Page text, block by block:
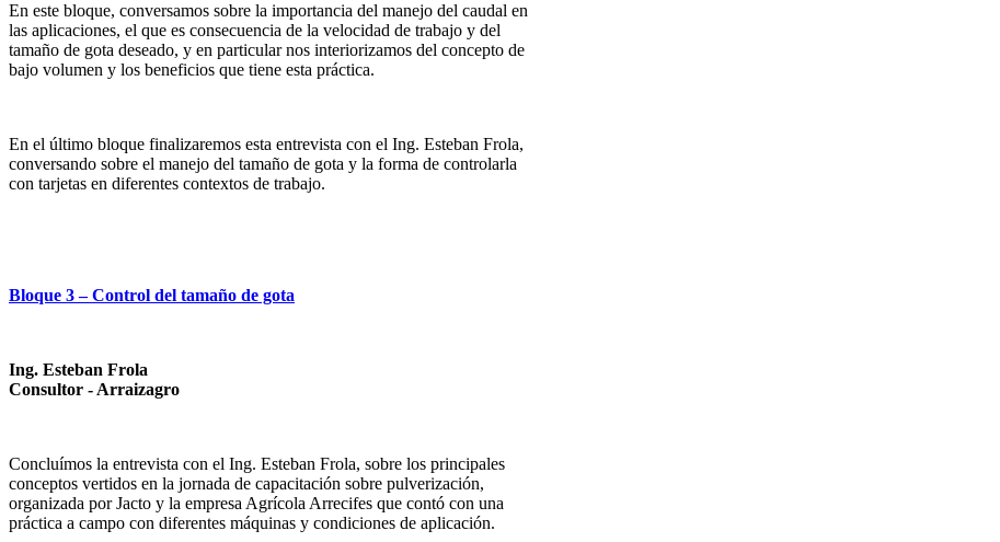
En este bloque, conversamos sobre la importancia del manejo del caudal en
las aplicaciones, el que es consecuencia de la velocidad de trabajo y del
tamaño de gota deseado, y en particular nos interiorizamos del concepto de
bajo volumen y los beneficios que tiene esta práctica.
En el último bloque finalizaremos esta entrevista con el Ing. Esteban Frola,
conversando sobre el manejo del tamaño de gota y la forma de controlarla
con tarjetas en diferentes contextos de trabajo.
Bloque 3 – Control del tamaño de gota
Ing. Esteban Frola
Consultor - Arraizagro
Concluímos la entrevista con el Ing. Esteban Frola, sobre los principales
conceptos vertidos en la jornada de capacitación sobre pulverización,
organizada por Jacto y la empresa Agrícola Arrecifes que contó con una
práctica a campo con diferentes máquinas y condiciones de aplicación.